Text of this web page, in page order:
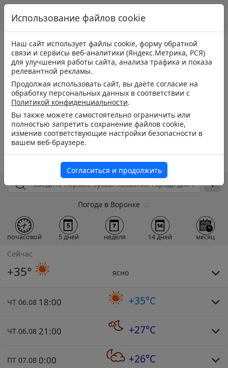
Погода в Воронке
почасовой 5 дней неделя 14 дней месяц
Сейчас
+35° ясно
ЧТ 06.08 18:00 +35°C
ЧТ 06.08 21:00 +27°C
ПТ 07.08 0:00 +26°C
Использование файлов cookie
Наш сайт использует файлы cookie, форму обратной
связи и сервисы веб-аналитики (Яндекс.Метрика, РСЯ)
для улучшения работы сайта, анализа трафика и показа
релевантной рекламы.
Продолжая использовать сайт, вы даёте согласие на
обработку персональных данных в соответствии с
Политикой конфиденциальности.
Вы также можете самостоятельно ограничить или
полностью запретить сохранение файлов cookie,
изменив соответствующие настройки безопасности в
вашем веб-браузере.
Согласиться и продолжить